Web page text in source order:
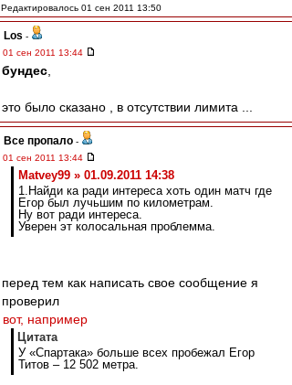
Редактировалось 01 сен 2011 13:50
Los -
01 сен 2011 13:44
бундес
это было сказано , в отсутствии лимита ...
Все пропало -
01 сен 2011 13:44
Matvey99 » 01.09.2011 14:38
1.Найди ка ради интереса хоть один матч где
Егор был лучьшим по километрам.
Ну вот ради интереса.
Уверен эт колосальная проблемма.
перед тем как написать свое сообщение я
проверил
вот, например
Цитата
У «Спартака» больше всех пробежал Егор
Титов – 12 502 метра.